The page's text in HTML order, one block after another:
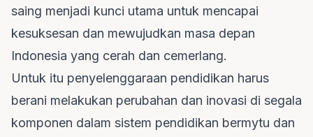
saing menjadi kunci utama untuk mencapai
kesuksesan dan mewujudkan masa depan
Indonesia yang cerah dan cemerlang.
Untuk itu penyelenggaraan pendidikan harus
berani melakukan perubahan dan inovasi di segala
komponen dalam sistem pendidikan bermytu dan